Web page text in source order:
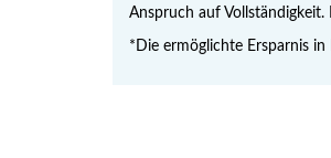
Anspruch auf
*Die ermöglichte Ersparnis